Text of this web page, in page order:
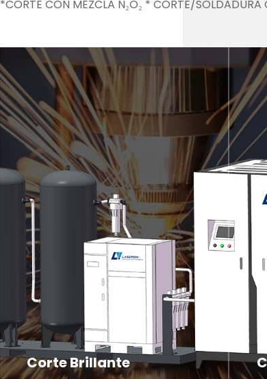
*CORTE CON MEZCLA N₂O₂ * CORTE/SOLDADURA
Corte Brillante